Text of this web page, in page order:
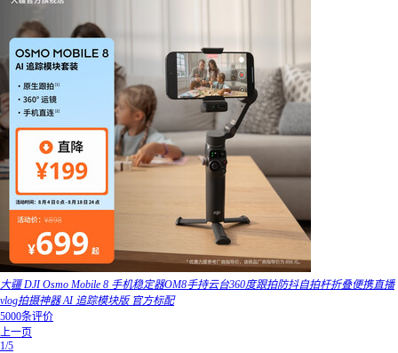
大疆 DJI Osmo Mobile 8 手机稳定器OM8手持云台360度跟拍防抖自拍杆折叠便携直播
vlog拍摄神器 AI 追踪模块版 官方标配
5000条评价
上一页
1/5